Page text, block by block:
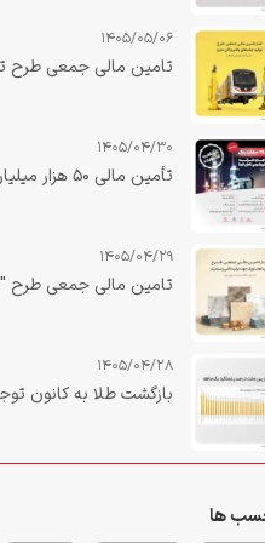
1405/05/06
1405/04/30
1405/04/29
1405/04/28
ها